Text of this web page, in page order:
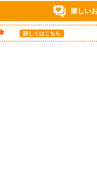
嬉しい
詳しくはこちら